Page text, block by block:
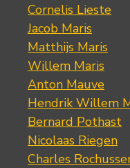
Cornelis Lieste
Jacob Maris
Matthijs Maris
Willem Maris
Anton Mauve
Hendrik Willem
Bernard Pothast
Nicolaas Riegen
Charles